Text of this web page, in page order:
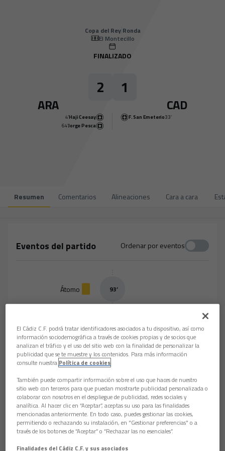
Copa del Rey| Ronda
El Montecillo
FINALIZADO
ARA
2 1
CAD
4’Haji Ceesay
64’Jorge Pesca
33’
F. San Emeterio
2 1
Resumen Comentarios Alineaciones Cara a cara
Eventos del partido Ordenar por eventos
Átomo 93’
Fernando Bajo
Pepe Otu
91’
Átomo 91
Rubén Sobrino
Jose Mari
77’
Raly Cabral
El Cádiz C.F. podrá tratar identificadores asociados a tu dispositivo, así como
información sociodemográfica a través de cookies propias y de socios que
analizan el tráfico y el uso del sitio web con la finalidad de personalizar la
publicidad que se te muestre y los contenidos. Para más información
consulte nuestra Política de cookies
También puede compartir información sobre el uso que haces de nuestro
sitio web con terceros para que puedan mostrarte publicidad personalizada o
colaborar con nosotros en el despliegue de publicidad, redes sociales y
analítica. Al hacer clic en “Aceptar”, aceptas su uso para las finalidades
mencionadas anteriormente. En todo caso, puedes gestionar las cookies,
permitiendo o rechazando su instalación, en "Gestionar preferencias" o a
través de los botones de “Aceptar” o “Rechazar las no esenciales”.
Finalidades del Cádiz C.F. y sus asociados